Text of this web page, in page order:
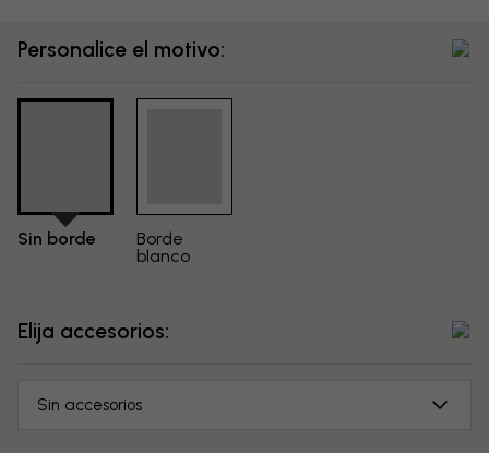
Personalice el motivo:
Sin borde
Borde
blanco
Elija accesorios:
Sin accesorios